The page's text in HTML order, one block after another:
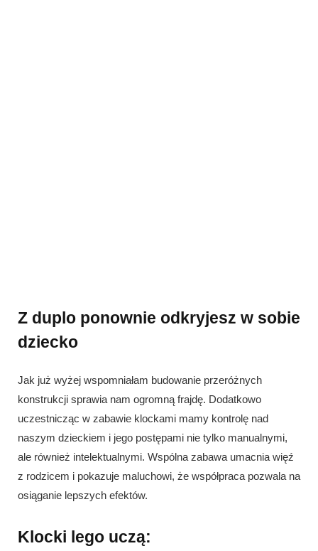
Z duplo ponownie odkryjesz w sobie
dziecko
Jak już wyżej wspomniałam budowanie przeróżnych
konstrukcji sprawia nam ogromną frajdę. Dodatkowo
uczestnicząc w zabawie klockami mamy kontrolę nad
naszym dzieckiem i jego postępami nie tylko manualnymi,
ale również intelektualnymi. Wspólna zabawa umacnia więź
z rodzicem i pokazuje maluchowi, że współpraca pozwala na
osiąganie lepszych efektów.
Klocki lego uczą: